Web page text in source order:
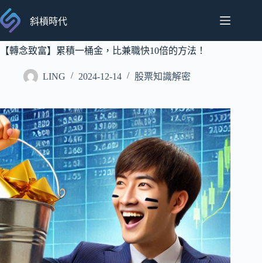
跳
至
要
斜槓時代
【轉念致富】累積一桶金，比兼職快10倍的方法！
LING 2024-12-14 股票知識解密